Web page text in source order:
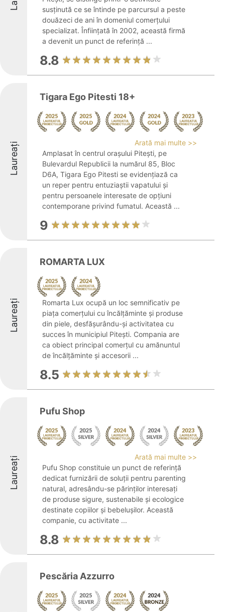
susținută ce se întinde pe parcursul a peste
douăzeci de ani în domeniul comerțului
specializat. Înființată în 2002, această firmă
a devenit un punct de referință ...
8.8
Laureați
Tigara Ego Pitesti 18+
Arată mai multe >>
Amplasat în centrul orașului Pitești, pe
Bulevardul Republicii la numărul 85, Bloc
D6A, Tigara Ego Pitesti se evidențiază ca
un reper pentru entuziaștii vapatului și
pentru persoanele interesate de opțiuni
contemporane privind fumatul. Această ...
9
Laureați
ROMARTA LUX
Romarta Lux ocupă un loc semnificativ pe
piața comerțului cu încălțăminte și produse
din piele, desfășurându-și activitatea cu
succes în municipiul Pitești. Compania are
ca obiect principal comerțul cu amănuntul
de încălțăminte și accesorii ...
8.5
Laureați
Pufu Shop
Arată mai multe >>
Pufu Shop constituie un punct de referință
dedicat furnizării de soluții pentru parenting
natural, adresându-se părinților interesați
de produse sigure, sustenabile și ecologice
destinate copiilor și bebelușilor. Această
companie, cu activitate ...
8.8
Pescăria Azzurro